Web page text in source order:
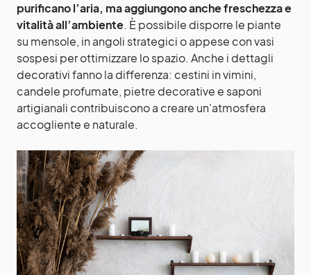
purificano l’aria, ma aggiungono anche freschezza e
vitalità all’ambiente. È possibile disporre le piante
su mensole, in angoli strategici o appese con vasi
sospesi per ottimizzare lo spazio. Anche i dettagli
decorativi fanno la differenza: cestini in vimini,
candele profumate, pietre decorative e saponi
artigianali contribuiscono a creare un’atmosfera
accogliente e naturale.